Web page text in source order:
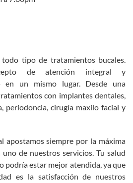
todo tipo de tratamientos bucales.
de atención integral y
en un mismo lugar. Desde una
con implantes dentales,
periodoncia, cirugía maxilo facial y
apostamos siempre por la máxima
de nuestros servicios. Tu salud
podría estar mejor atendida, ya que
es la satisfacción de nuestros